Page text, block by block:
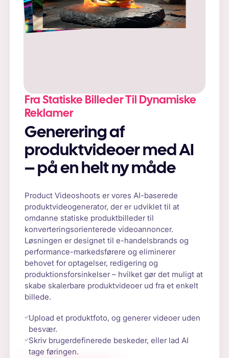
Fra Statiske Billeder Til Dynamiske
Reklamer
Generering af
produktvideoer med AI
– på en helt ny måde
Product Videoshoots er vores AI-baserede
produktvideogenerator, der er udviklet til at
omdanne statiske produktbilleder til
konverteringsorienterede videoannoncer.
Løsningen er designet til e-handelsbrands og
performance-markedsførere og eliminerer
behovet for optagelser, redigering og
produktionsforsinkelser – hvilket gør det muligt at
skabe skalerbare produktvideoer ud fra et enkelt
billede.
Upload et produktfoto, og generer videoer uden
besvær.
Skriv brugerdefinerede beskeder, eller lad AI
tage føringen.
grøntsager."